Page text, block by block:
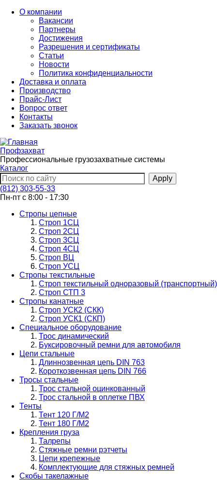
Перейти
основному
содержанию
О компании
Вакансии
Партнеры
Достижения
Разрешения и сертификаты
Статьи
Новости
Политика конфиденциальности
Доставка и оплата
Производство
Прайс-Лист
Вопрос ответ
Контакты
Заказать звонок
Профзахват
Профессиональные грузозахватные системы
Каталог
(812) 303-55-33
Пн-пт с 8:00 - 17:30
Стропы цепные
Строп 1СЦ
Строп 2СЦ
Строп 3СЦ
Строп 4СЦ
Строп ВЦ
Строп УСЦ
Стропы текстильные
Строп текстильный одноразовый (транспортный)
Строп СТП 3
Стропы канатные
Строп УСК2 (СКК)
Строп УСК1 (СКП)
Специальное оборудование
Трос динамический
Буксировочный ремни для автомобиля
Цепи стальные
Длиннозвенная цепь DIN 763
Короткозвенная цепь DIN 766
Тросы стальные
Трос стальной оцинкованный
Трос стальной в оплетке ПВХ
Тенты
Тент 120 Г/М2
Тент 180 Г/М2
Крепления груза
Талрепы
Стяжные ремни рэтчеты
Цепи крепежные
Комплектующие для стяжных ремней
Скобы такелажные